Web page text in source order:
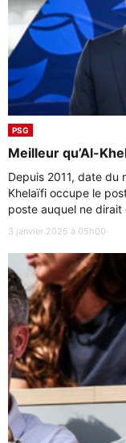
PSG
Meilleur qu’Al-
Depuis 2011, date du
Khelaïfi occupe le
poste auquel ne dirait
3 janvier 2025 à 05h00